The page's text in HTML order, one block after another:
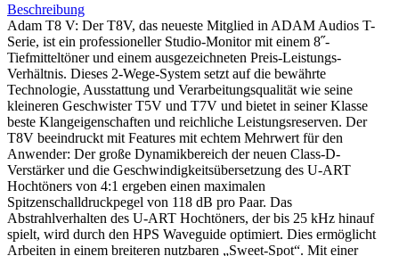
Beschreibung
Adam T8 V: Der T8V, das neueste Mitglied in ADAM Audios T-
Serie, ist ein professioneller Studio-Monitor mit einem 8˝-
Tiefmitteltöner und einem ausgezeichneten Preis-Leistungs-
Verhältnis. Dieses 2-Wege-System setzt auf die bewährte
Technologie, Ausstattung und Verarbeitungsqualität wie seine
kleineren Geschwister T5V und T7V und bietet in seiner Klasse
beste Klangeigenschaften und reichliche Leistungsreserven. Der
T8V beeindruckt mit Features mit echtem Mehrwert für den
Anwender: Der große Dynamikbereich der neuen Class-D-
Verstärker und die Geschwindigkeitsübersetzung des U-ART
Hochtöners von 4:1 ergeben einen maximalen
Spitzenschalldruckpegel von 118 dB pro Paar. Das
Abstrahlverhalten des U-ART Hochtöners, der bis 25 kHz hinauf
spielt, wird durch den HPS Waveguide optimiert. Dies ermöglicht
Arbeiten in einem breiteren nutzbaren „Sweet-Spot“. Mit einer